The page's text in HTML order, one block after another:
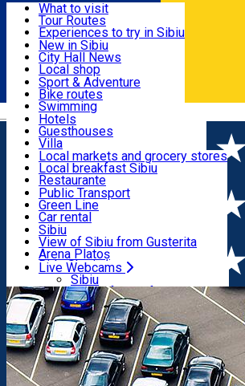
Română
Useful info
Activities & Adventure
Accommodation
Food, Drinks & Nightlife
Transport & Parking
Live Webcams
What to visit
Tour Routes
Experiences to try in Sibiu
Podcast
Culture
Museums
Churches
Parks, Zoo
County of Sibiu
New in Sibiu
City Hall News
Local shop
Sibiu artisans
Sibiul Verde
Public services
Education
How do I get to Sibiu
Tourist Info
Tour Guides
Guided tours
Publicații locale
Beauty salons
Sport & Adventure
Bike routes
Swimming
Riding
Indoor activities
Loc de joacă indoor
Loc de joacă outdoor
Ski
Ice skating
Yoga
Hotels
Guesthouses
Villa
Hostels
Motel
Camping
Renting rooms
Rooms for rent
Accommodation outside Sibiu
Local markets and grocery stores
Local breakfast Sibiu
Restaurante
Pizza
Fast Food
Coffee
Sweets
Pub, Bar
Night clubs
Bakeries
Public Transport
Green Line
Car rental
Rent a bike
Scooter rentals
Taxi
Ride Sharing
Parking tickets
Parking places
Electric vehicle charging points
Sibiu
View of Sibiu from Gusterita
Arena Platoș
Live Webcams
Sibiu
View of Sibiu from Gusterita
Arena Platoș
Home Car parking Parcare - Rotarilor